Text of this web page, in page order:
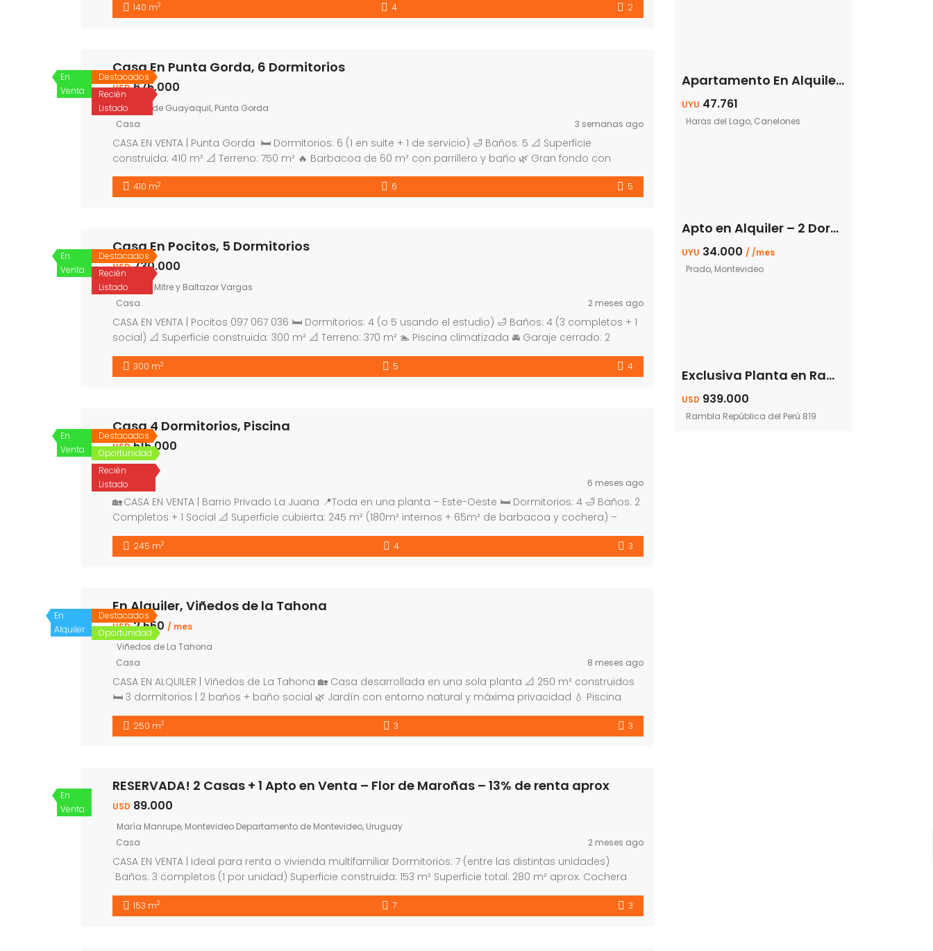
propiedad se desarrolla en dos plantas y cuenta con […]
140 m2 4 2
Destacados
Recién
Listado
En
Venta
Casa En Punta Gorda, 6 Dormitorios
USD675.000
Ciudad de Guayaquil, Punta Gorda
Casa
3 semanas ago
CASA EN VENTA | Punta Gorda 🛏 Dormitorios: 6 (1 en suite + 1 de servicio) 🛁 Baños: 5 📐 Superficie
construida: 410 m² 📐 Terreno: 750 m² 🔥 Barbacoa de 60 m² con parrillero y baño 🌿 Gran fondo con
espacio verde 🚘 Garaje cerrado: 2 vehículos + espacio adicional 🌡️ Calefacción central ❄️ […]
410 m2 6 5
Destacados
Recién
Listado
En
Venta
Casa En Pocitos, 5 Dormitorios
USD730.000
Bartolito Mitre y Baltazar Vargas
Casa
2 meses ago
CASA EN VENTA | Pocitos 097 067 036 🛏 Dormitorios: 4 (o 5 usando el estudio) 🛁 Baños: 4 (3 completos + 1
social) 📐 Superficie construida: 300 m² 📐 Terreno: 370 m² 🏊 Piscina climatizada 🚘 Garaje cerrado: 2
vehículos 🌡️ Calefacción y agua caliente central por caldereta a gas Distribución y características
Excelente […]
300 m2 5 4
Destacados
Oportunidad
Recién
Listado
En
Venta
Casa 4 Dormitorios, Piscina
USD515.000
La Juana
Casa
6 meses ago
🏡 CASA EN VENTA | Barrio Privado La Juana 📍Toda en una planta – Este-Oeste 🛏 Dormitorios: 4 🛁 Baños: 2
Completos + 1 Social 📐 Superficie cubierta: 245 m² (180m² internos + 65m² de barbacoa y cochera) –
Total terreno: 1.020 m² 🚘 Cocheras techadas 🏊 Piscina climatizada 🌡️ Losa radiante 🏦 Acepta banco 📌
[…] 245 m2 4 3
Destacados
Oportunidad
En
Alquiler
En Alquiler, Viñedos de la Tahona
USD2.550 / mes
Viñedos de La Tahona
Casa
8 meses ago
CASA EN ALQUILER | Viñedos de La Tahona 🏡 Casa desarrollada en una sola planta 📐 250 m² construidos
🛏 3 dormitorios | 2 baños + baño social 🌿 Jardín con entorno natural y máxima privacidad 💧 Piscina
250 m2 3 3
En
Venta
RESERVADA! 2 Casas + 1 Apto en Venta – Flor de Maroñas – 13% de renta aprox
USD 89.000
María Manrupe, Montevideo Departamento de Montevideo, Uruguay
Casa
2 meses ago
CASA EN VENTA | Ideal para renta o vivienda multifamiliar Dormitorios: 7 (entre las distintas unidades)
Baños: 3 completos (1 por unidad) Superficie construida: 153 m² Superficie total: 280 m² aprox. Cochera
acepta banco Distribución y características: Propiedad en régimen de […]
153 m2 7 3
Apartamento En Alquiler – 2 Dormitorios – Garaje – Parrillero – Haras Del Lago
UYU 47.761
Haras del Lago, Canelones
Apto en Alquiler – 2 Dormitorios – 2 Baños – Prado Sur – Muy bajos gastos comunes
UYU 34.000 / /mes
Prado, Montevideo
Exclusiva Planta en Rambla de Pocitos – 4 Dormitorios + Servicio – Parrillero – Vista Al Mar
USD 939.000
Rambla República del Perú 819